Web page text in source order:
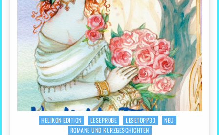
Posted
HELIKON EDITION LESEPROBE LESETOPP30
NEU
ROMANE UND KURZGESCHICHTEN